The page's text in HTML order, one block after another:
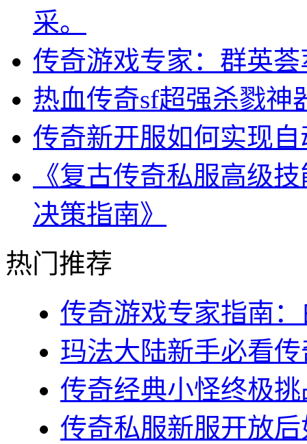
采。
传奇游戏专家：群英
热血传奇sf超强杀戮神
传奇新开服如何实现
《复古传奇私服高级
决策指南》
热门推荐
传奇游戏专家指南
玛法大陆新手必看
传奇经典小怪终极
传奇私服新服开放